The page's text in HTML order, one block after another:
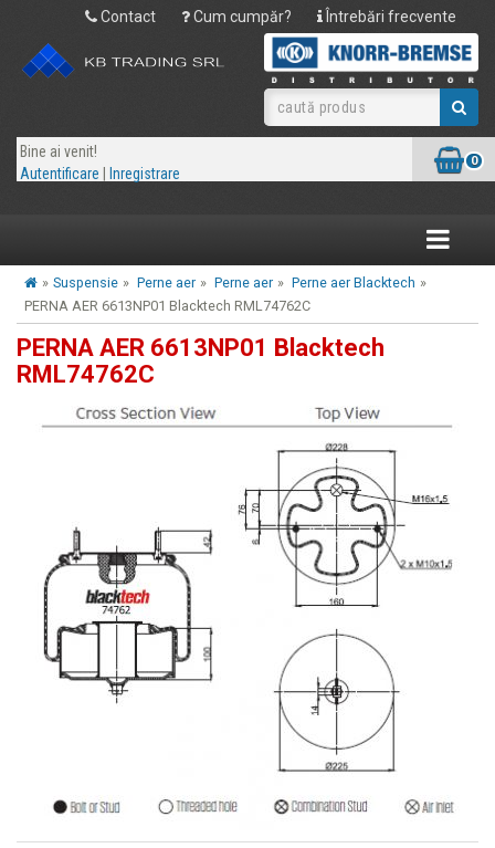
Contact Cum cumpăr? Întrebări frecvente
Bine ai venit!
Autentificare
Inregistrare
0
Toggle
» Suspensie » Perne aer » Perne aer » Perne aer Blacktech »
PERNA AER 6613NP01 Blacktech RML74762C
PERNA AER 6613NP01 Blacktech
RML74762C